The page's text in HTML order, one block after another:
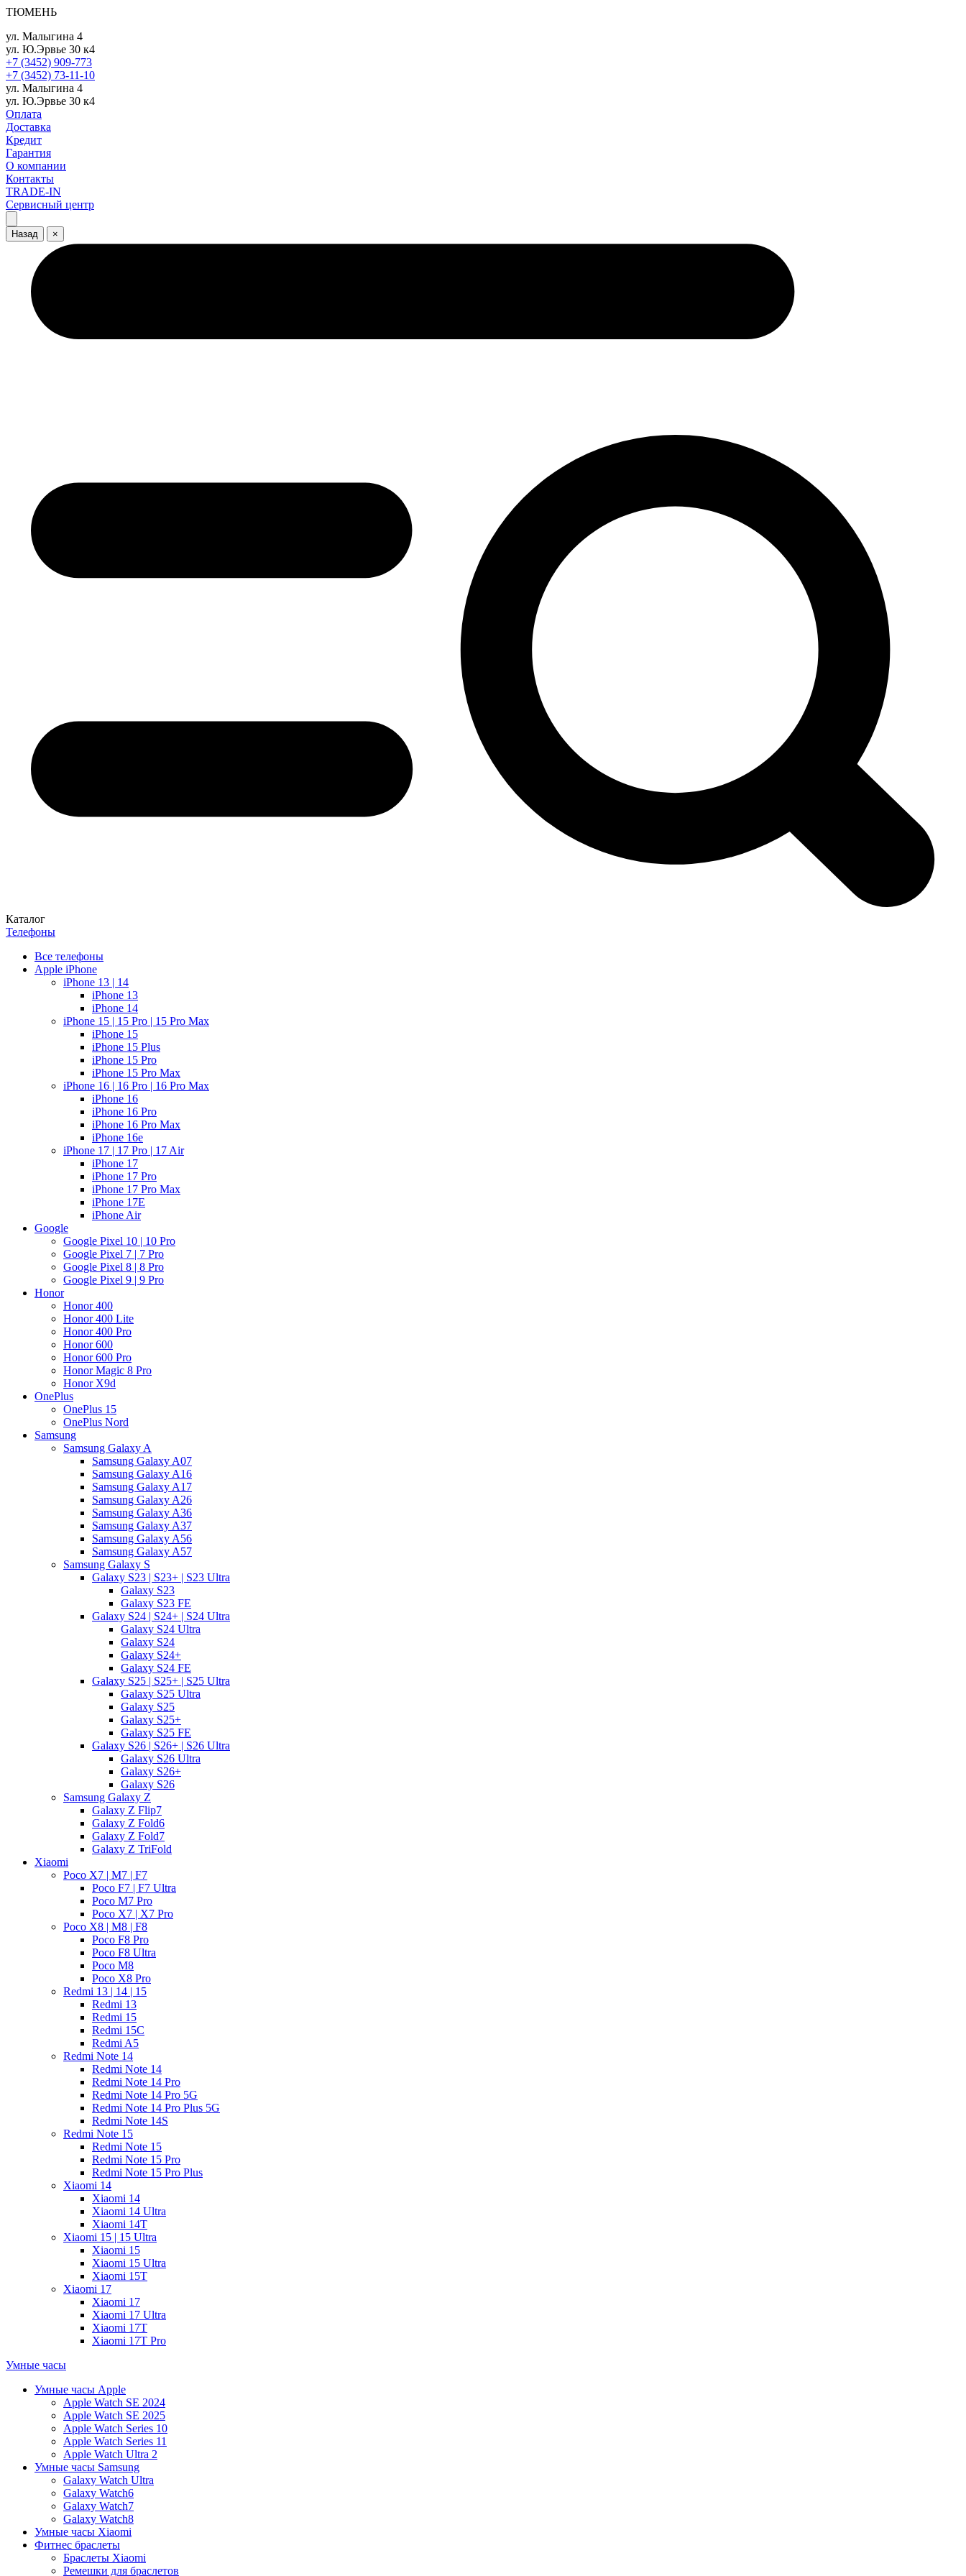
ТЮМЕНЬ
ул. Малыгина 4
ул. Ю.Эрвье 30 к4
+7 (3452) 909-773
+7 (3452) 73-11-10
ул. Малыгина 4
ул. Ю.Эрвье 30 к4
Оплата
Доставка
Кредит
Гарантия
О компании
Контакты
TRADE-IN
Сервисный центр
Назад ×
Каталог
Телефоны
Все телефоны
Apple iPhone
iPhone 13 | 14
iPhone 13
iPhone 14
iPhone 15 | 15 Pro | 15 Pro Max
iPhone 15
iPhone 15 Plus
iPhone 15 Pro
iPhone 15 Pro Max
iPhone 16 | 16 Pro | 16 Pro Max
iPhone 16
iPhone 16 Pro
iPhone 16 Pro Max
iPhone 16e
iPhone 17 | 17 Pro | 17 Air
iPhone 17
iPhone 17 Pro
iPhone 17 Pro Max
iPhone 17E
iPhone Air
Google
Google Pixel 10 | 10 Pro
Google Pixel 7 | 7 Pro
Google Pixel 8 | 8 Pro
Google Pixel 9 | 9 Pro
Honor
Honor 400
Honor 400 Lite
Honor 400 Pro
Honor 600
Honor 600 Pro
Honor Magic 8 Pro
Honor X9d
OnePlus
OnePlus 15
OnePlus Nord
Samsung
Samsung Galaxy A
Samsung Galaxy A07
Samsung Galaxy A16
Samsung Galaxy A17
Samsung Galaxy A26
Samsung Galaxy A36
Samsung Galaxy A37
Samsung Galaxy A56
Samsung Galaxy A57
Samsung Galaxy S
Galaxy S23 | S23+ | S23 Ultra
Galaxy S23
Galaxy S23 FE
Galaxy S24 | S24+ | S24 Ultra
Galaxy S24 Ultra
Galaxy S24
Galaxy S24+
Galaxy S24 FE
Galaxy S25 | S25+ | S25 Ultra
Galaxy S25 Ultra
Galaxy S25
Galaxy S25+
Galaxy S25 FE
Galaxy S26 | S26+ | S26 Ultra
Galaxy S26 Ultra
Galaxy S26+
Galaxy S26
Samsung Galaxy Z
Galaxy Z Flip7
Galaxy Z Fold6
Galaxy Z Fold7
Galaxy Z TriFold
Xiaomi
Poco X7 | M7 | F7
Poco F7 | F7 Ultra
Poco M7 Pro
Poco X7 | X7 Pro
Poco X8 | M8 | F8
Poco F8 Pro
Poco F8 Ultra
Poco M8
Poco X8 Pro
Redmi 13 | 14 | 15
Redmi 13
Redmi 15
Redmi 15C
Redmi A5
Redmi Note 14
Redmi Note 14
Redmi Note 14 Pro
Redmi Note 14 Pro 5G
Redmi Note 14 Pro Plus 5G
Redmi Note 14S
Redmi Note 15
Redmi Note 15
Redmi Note 15 Pro
Redmi Note 15 Pro Plus
Xiaomi 14
Xiaomi 14
Xiaomi 14 Ultra
Xiaomi 14T
Xiaomi 15 | 15 Ultra
Xiaomi 15
Xiaomi 15 Ultra
Xiaomi 15T
Xiaomi 17
Xiaomi 17
Xiaomi 17 Ultra
Xiaomi 17T
Xiaomi 17T Pro
Умные часы
Умные часы Apple
Apple Watch SE 2024
Apple Watch SE 2025
Apple Watch Series 10
Apple Watch Series 11
Apple Watch Ultra 2
Умные часы Samsung
Galaxy Watch Ultra
Galaxy Watch6
Galaxy Watch7
Galaxy Watch8
Умные часы Xiaomi
Фитнес браслеты
Браслеты Xiaomi
Ремешки для браслетов